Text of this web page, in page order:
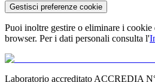
Gestisci preferenze cookie
Puoi inoltre gestire o eliminare i
browser. Per i dati personali consulta l'
Laboratorio accreditato ACCREDIA